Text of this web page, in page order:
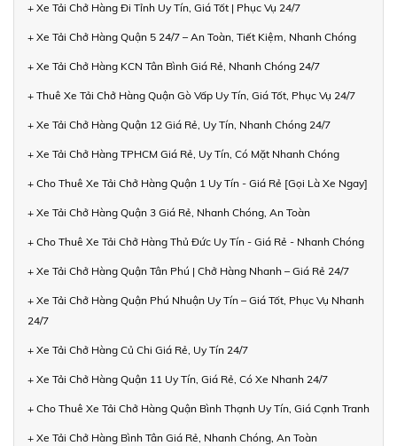
+ Xe Tải Chở Hàng Đi Tỉnh Uy Tín, Giá Tốt | Phục Vụ 24/7
+ Xe Tải Chở Hàng Quận 5 24/7 – An Toàn, Tiết Kiệm, Nhanh Chóng
+ Xe Tải Chở Hàng KCN Tân Bình Giá Rẻ, Nhanh Chóng 24/7
+ Thuê Xe Tải Chở Hàng Quận Gò Vấp Uy Tín, Giá Tốt, Phục Vụ 24/7
+ Xe Tải Chở Hàng Quận 12 Giá Rẻ, Uy Tín, Nhanh Chóng 24/7
+ Xe Tải Chở Hàng TPHCM Giá Rẻ, Uy Tín, Có Mặt Nhanh Chóng
+ Cho Thuê Xe Tải Chở Hàng Quận 1 Uy Tín - Giá Rẻ [Gọi Là Xe Ngay]
+ Xe Tải Chở Hàng Quận 3 Giá Rẻ, Nhanh Chóng, An Toàn
+ Cho Thuê Xe Tải Chở Hàng Thủ Đức Uy Tín - Giá Rẻ - Nhanh Chóng
+ Xe Tải Chở Hàng Quận Tân Phú | Chở Hàng Nhanh – Giá Rẻ 24/7
+ Xe Tải Chở Hàng Quận Phú Nhuận Uy Tín – Giá Tốt, Phục Vụ Nhanh
24/7
+ Xe Tải Chở Hàng Củ Chi Giá Rẻ, Uy Tín 24/7
+ Xe Tải Chở Hàng Quận 11 Uy Tín, Giá Rẻ, Có Xe Nhanh 24/7
+ Cho Thuê Xe Tải Chở Hàng Quận Bình Thạnh Uy Tín, Giá Cạnh Tranh
+ Xe Tải Chở Hàng Bình Tân Giá Rẻ, Nhanh Chóng, An Toàn